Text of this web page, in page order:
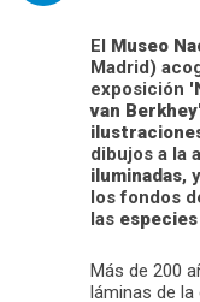
El Museo
Madrid)
exposición '
van Berkhey
dibujos a la
iluminadas,
los fondos
las especies
Más de 200
láminas de